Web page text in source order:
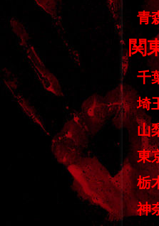
青
関
千
埼
山
東
栃
神